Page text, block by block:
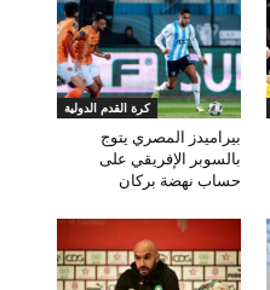
كرة القدم الدولية
بيراميدز المصري يتوج
بالسوبر الإفريقي على
حساب نهضة بركان